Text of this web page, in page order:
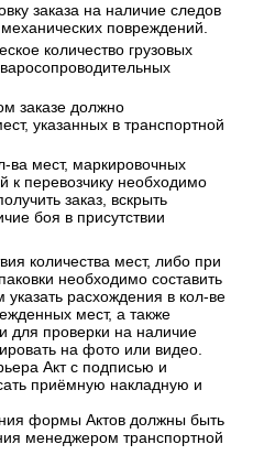
заказа на наличие следов
повреждений.
количество грузовых
заказе должно
указанных в транспортной
ва мест, маркировочных
к перевозчику необходимо
заказ, вскрыть
боя в присутствии
количества мест, либо при
необходимо составить
указать расхождения в кол-ве
мест, а также
для проверки на наличие
на фото или видео.
Акт с подписью и
приёмную накладную и
формы Актов должны быть
менеджером транспортной